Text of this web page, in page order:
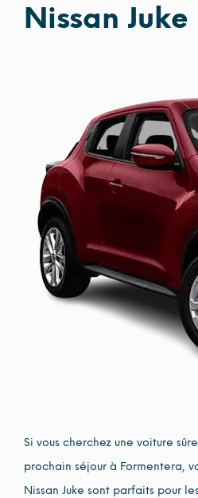
Nissan Juke
Si vous cherchez une voiture
prochain séjour à Formentera,
Nissan Juke sont parfaits pour